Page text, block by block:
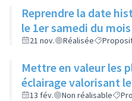
Reprendre la date
le 1er samedi du
21 nov. Réalisée
Mettre en valeur les
éclairage valorisant
13 fév. Non réalisable